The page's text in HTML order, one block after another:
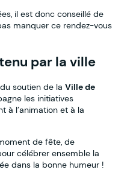
il est donc conseillé de
manquer ce rendez-vous
par la ville
soutien de la Ville de
les initiatives
à l’animation et à la
de fête, de
célébrer ensemble la
dans la bonne humeur !